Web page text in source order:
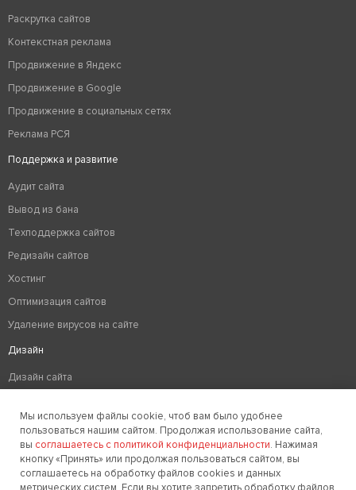
Раскрутка сайтов
Контекстная реклама
Продвижение в Яндекс
Продвижение в Google
Продвижение в социальных сетях
Реклама РСЯ
Поддержка и развитие
Аудит сайта
Вывод из бана
Техподдержка сайтов
Редизайн сайтов
Хостинг
Оптимизация сайтов
Удаление вирусов на сайте
Дизайн
Дизайн сайта
Создание фирменного стиля
Заказать звонок
Мы используем файлы cookie, чтоб вам было удобнее
пользоваться нашим сайтом. Продолжая использование сайта,
вы соглашаетесь с политикой конфиденциальности. Нажимая
кнопку «Принять» или продолжая пользоваться сайтом, вы
соглашаетесь на обработку файлов cookies и данных